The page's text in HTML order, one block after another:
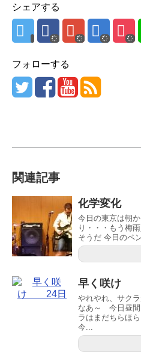
シェアする
フォローする
関連記事
化学変
今日の東京は朝
り・・・もう梅
そうだ 今日のペ
早く咲け
やれやれ、サク
なあ～ 今日昼間
ラはまだちらほ
今...